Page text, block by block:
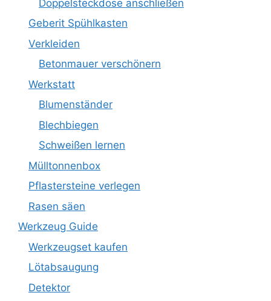
Doppelsteckdose anschließen
Geberit Spühlkasten
Verkleiden
Betonmauer verschönern
Werkstatt
Blumenständer
Blechbiegen
Schweißen lernen
Mülltonnenbox
Pflastersteine verlegen
Rasen säen
Werkzeug Guide
Werkzeugset kaufen
Lötabsaugung
Detektor